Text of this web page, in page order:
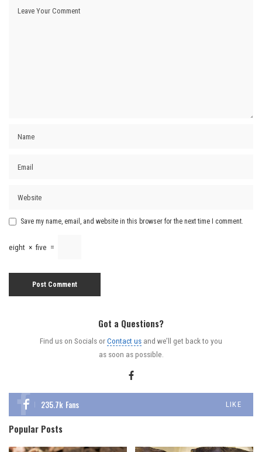
Save my name, email, and website in this browser for the next time I comment.
eight × five =
Got a Questions?
Find us on Socials orContact us and we’ll get back to you
as soon as possible.
235.7k Fans LIKE
Popular Posts